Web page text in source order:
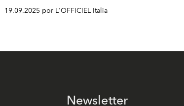
19.09.2025 por L'OFFICIEL Italia
Newsletter